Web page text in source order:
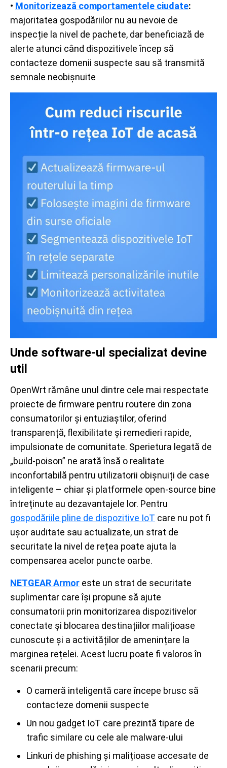
• Monitorizează comportamentele ciudate:
majoritatea gospodăriilor nu au nevoie de
inspecție la nivel de pachete, dar beneficiază de
alerte atunci când dispozitivele încep să
contacteze domenii suspecte sau să transmită
semnale neobișnuite
Unde software-ul specializat devine
util
OpenWrt rămâne unul dintre cele mai respectate
proiecte de firmware pentru routere din zona
consumatorilor și entuziaștilor, oferind
transparență, flexibilitate și remedieri rapide,
impulsionate de comunitate. Sperietura legată de
„build-poison” ne arată însă o realitate
inconfortabilă pentru utilizatorii obișnuiți de case
inteligente – chiar și platformele open-source bine
întreținute au dezavantajele lor. Pentru
gospodăriile pline de dispozitive IoT care nu pot fi
ușor auditate sau actualizate, un strat de
securitate la nivel de rețea poate ajuta la
compensarea acelor puncte oarbe.
NETGEAR Armor este un strat de securitate
suplimentar care își propune să ajute
consumatorii prin monitorizarea dispozitivelor
conectate și blocarea destinațiilor malițioase
cunoscute și a activităților de amenințare la
marginea rețelei. Acest lucru poate fi valoros în
scenarii precum:
O cameră inteligentă care începe brusc să
contacteze domenii suspecte
Un nou gadget IoT care prezintă tipare de
trafic similare cu cele ale malware-ului
Linkuri de phishing și malițioase accesate de